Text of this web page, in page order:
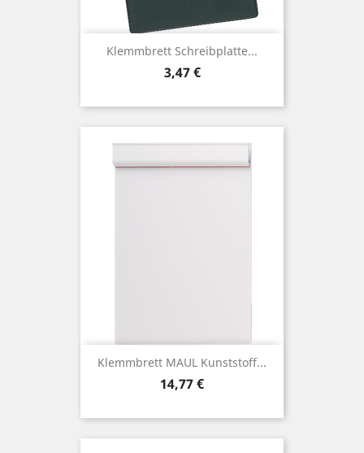
Klemmbrett Schreibplatte...
Preis
3,47 €
Klemmbrett MAUL Kunststoff...
Preis
14,77 €